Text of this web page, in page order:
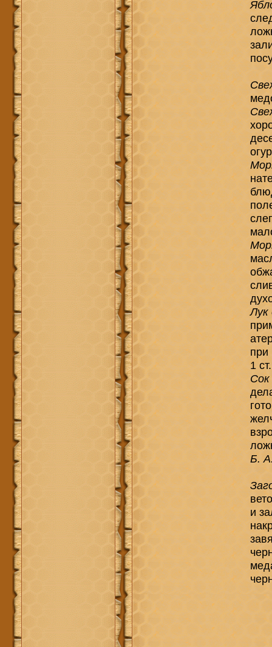
Лук
при
1
Сок
Б.
и